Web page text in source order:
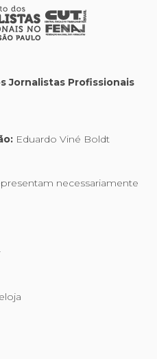
Jornalistas Profissionais
Eduardo Viné Boldt
necessariamente